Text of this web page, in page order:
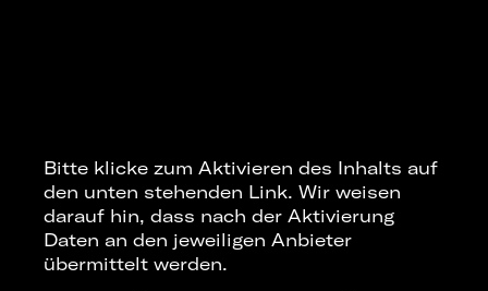
Bitte klicke zum Aktivieren des Inhalts auf
den unten stehenden Link. Wir weisen
darauf hin, dass nach der Aktivierung
Daten an den jeweiligen Anbieter
übermittelt werden.